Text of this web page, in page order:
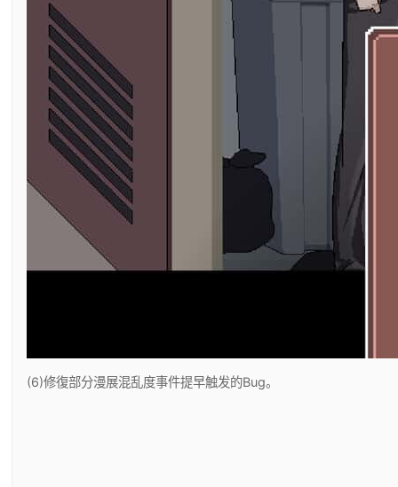
(6)修復部分漫展混乱度事件提早触发的Bug。